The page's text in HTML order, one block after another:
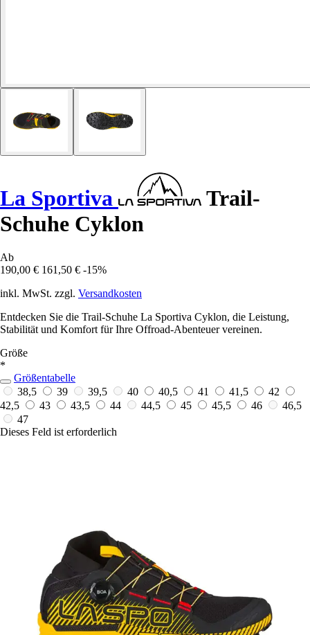
La Sportiva
Trail-
Schuhe Cyklon
Ab
190,00 € 161,50 € -15%
inkl. MwSt. zzgl. Versandkosten
Entdecken Sie die Trail-Schuhe La Sportiva Cyklon, die Leistung,
Stabilität und Komfort für Ihre Offroad-Abenteuer vereinen.
Größe
*
Größentabelle
38,5
39 39,5 40 40,5 41 41,5
42
42,5
43 43,5 44 44,5 45 45,5 46
46,5
47
Dieses Feld ist erforderlich